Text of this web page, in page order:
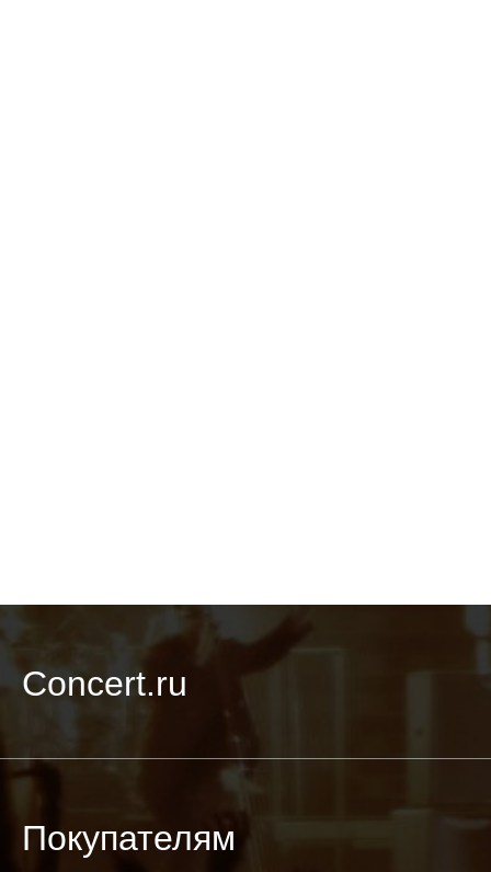
Concert.ru
Покупателям